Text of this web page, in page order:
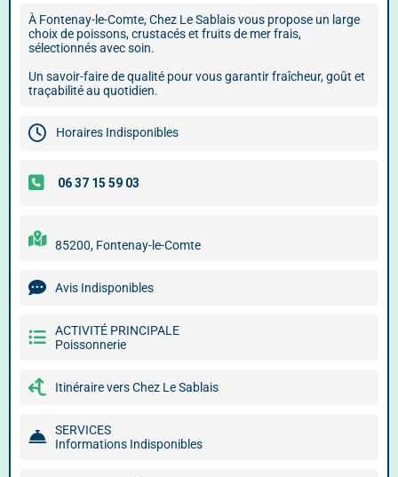
À Fontenay-le-Comte, Chez Le Sablais vous propose un large
choix de poissons, crustacés et fruits de mer frais,
sélectionnés avec soin.
Un savoir-faire de qualité pour vous garantir fraîcheur, goût et
traçabilité au quotidien.
Horaires Indisponibles
85200, Fontenay-le-Comte
Avis Indisponibles
ACTIVITÉ PRINCIPALE
Poissonnerie
Itinéraire vers Chez Le Sablais
SERVICES
Informations Indisponibles